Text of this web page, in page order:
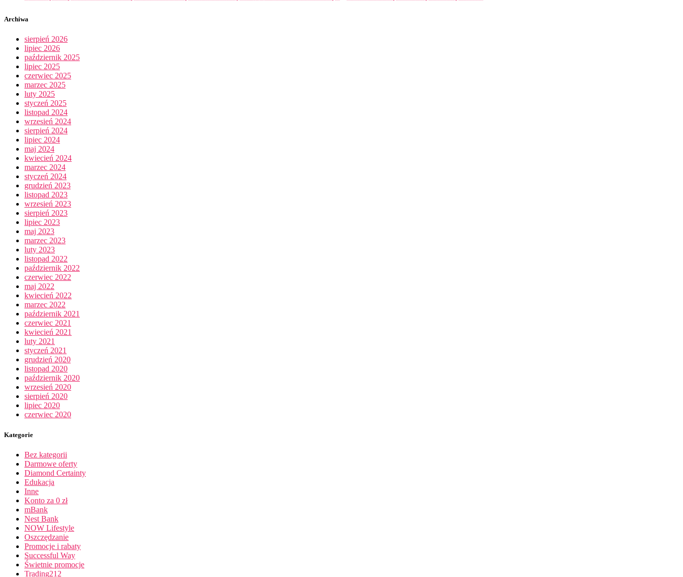
Archiwa
sierpień 2026
lipiec 2026
październik 2025
lipiec 2025
czerwiec 2025
marzec 2025
luty 2025
styczeń 2025
listopad 2024
wrzesień 2024
sierpień 2024
lipiec 2024
maj 2024
kwiecień 2024
marzec 2024
styczeń 2024
grudzień 2023
listopad 2023
wrzesień 2023
sierpień 2023
lipiec 2023
maj 2023
marzec 2023
luty 2023
listopad 2022
październik 2022
czerwiec 2022
maj 2022
kwiecień 2022
marzec 2022
październik 2021
czerwiec 2021
kwiecień 2021
luty 2021
styczeń 2021
grudzień 2020
listopad 2020
październik 2020
wrzesień 2020
sierpień 2020
lipiec 2020
czerwiec 2020
Kategorie
Bez kategorii
Darmowe oferty
Diamond Certainty
Edukacja
Inne
Konto za 0 zł
mBank
Nest Bank
NOW Lifestyle
Oszczędzanie
Promocje i rabaty
Successful Way
Świetnie promocje
Trading212